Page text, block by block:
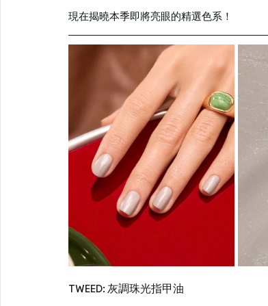
現在揭曉本季即將亮眼的精選色系！
TWEED: 灰調珠光指甲油